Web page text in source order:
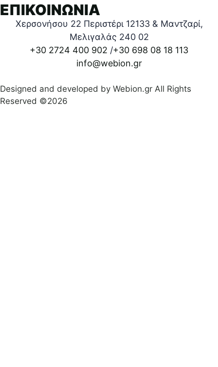
ΕΠΙΚΟΙΝΩΝΙΑ
Χερσονήσου 22 Περιστέρι 12133 & Μαντζαρί,
Μελιγαλάς 240 02
+30 2724 400 902 /+30 698 08 18 113
info@webion.gr
Designed and developed by Webion.gr All Rights
Reserved ©2026